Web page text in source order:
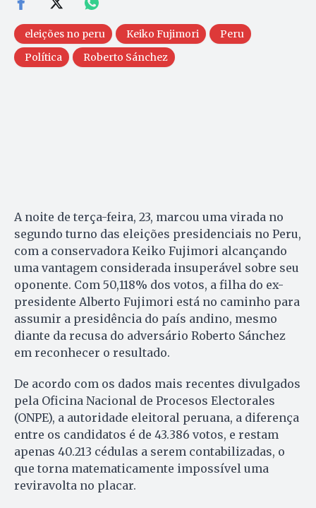
eleições no peru Keiko Fujimori
Peru
Política
Roberto Sánchez
A noite de terça-feira, 23, marcou uma virada no
segundo turno das eleições presidenciais no Peru,
com a conservadora Keiko Fujimori alcançando
uma vantagem considerada insuperável sobre seu
oponente. Com 50,118% dos votos, a filha do ex-
presidente Alberto Fujimori está no caminho para
assumir a presidência do país andino, mesmo
diante da recusa do adversário Roberto Sánchez
em reconhecer o resultado.
De acordo com os dados mais recentes divulgados
pela Oficina Nacional de Procesos Electorales
(ONPE), a autoridade eleitoral peruana, a diferença
entre os candidatos é de 43.386 votos, e restam
apenas 40.213 cédulas a serem contabilizadas, o
que torna matematicamente impossível uma
reviravolta no placar.